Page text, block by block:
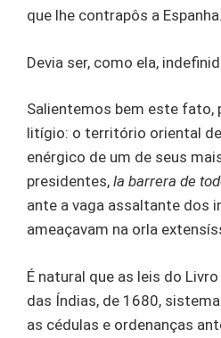
que lhe contrapôs a Espanha.
Devia ser, como ela,
Salientemos bem este fato,
litígio: o território oriental
enérgico de um de seus
presidentes, la barrera de
ante a vaga assaltante dos
ameaçavam na orla
É natural que as leis do Livro
das Índias, de 1680,
as cédulas e ordenanças